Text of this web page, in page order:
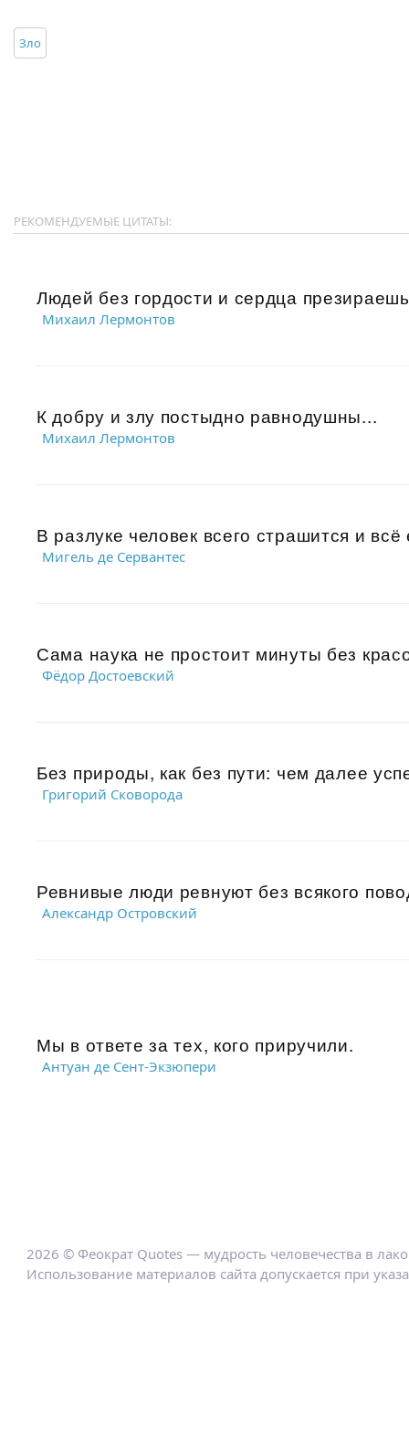
Зло
РЕКОМЕНДУЕМЫЕ ЦИТАТЫ:
Людей без гордости и сердца
Михаил Лермонтов
К добру и злу постыдно равнодушны...
Михаил Лермонтов
В разлуке человек всего страшится и
Мигель де Сервантес
Сама наука не простоит минуты без
Фёдор Достоевский
Без природы, как без пути: чем далее
Григорий Сковорода
Ревнивые люди ревнуют без всякого
Александр Островский
Мы в ответе за тех, кого приручили.
Антуан де Сент-Экзюпери
2026 © Феократ Quotes — мудрость человечества в
Использование материалов сайта допускается при